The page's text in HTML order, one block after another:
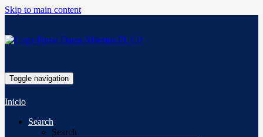
Skip to main content
Toggle navigation
Inicio
Search
Search